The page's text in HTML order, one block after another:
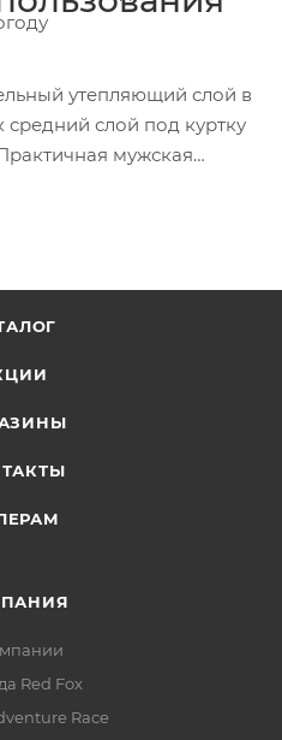
утепляющий слой в
слой под куртку
мужская
Red Fox
Race